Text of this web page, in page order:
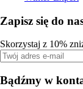
Zapisz się do
Skorzystaj z 10%
Bądźmy w